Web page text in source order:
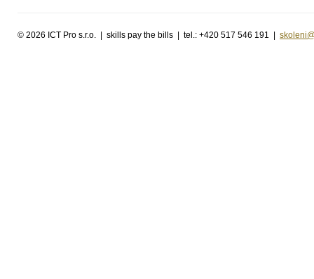
© 2026 ICT Pro s.r.o. | skills pay the bills | tel.: +420 517 546 191 |